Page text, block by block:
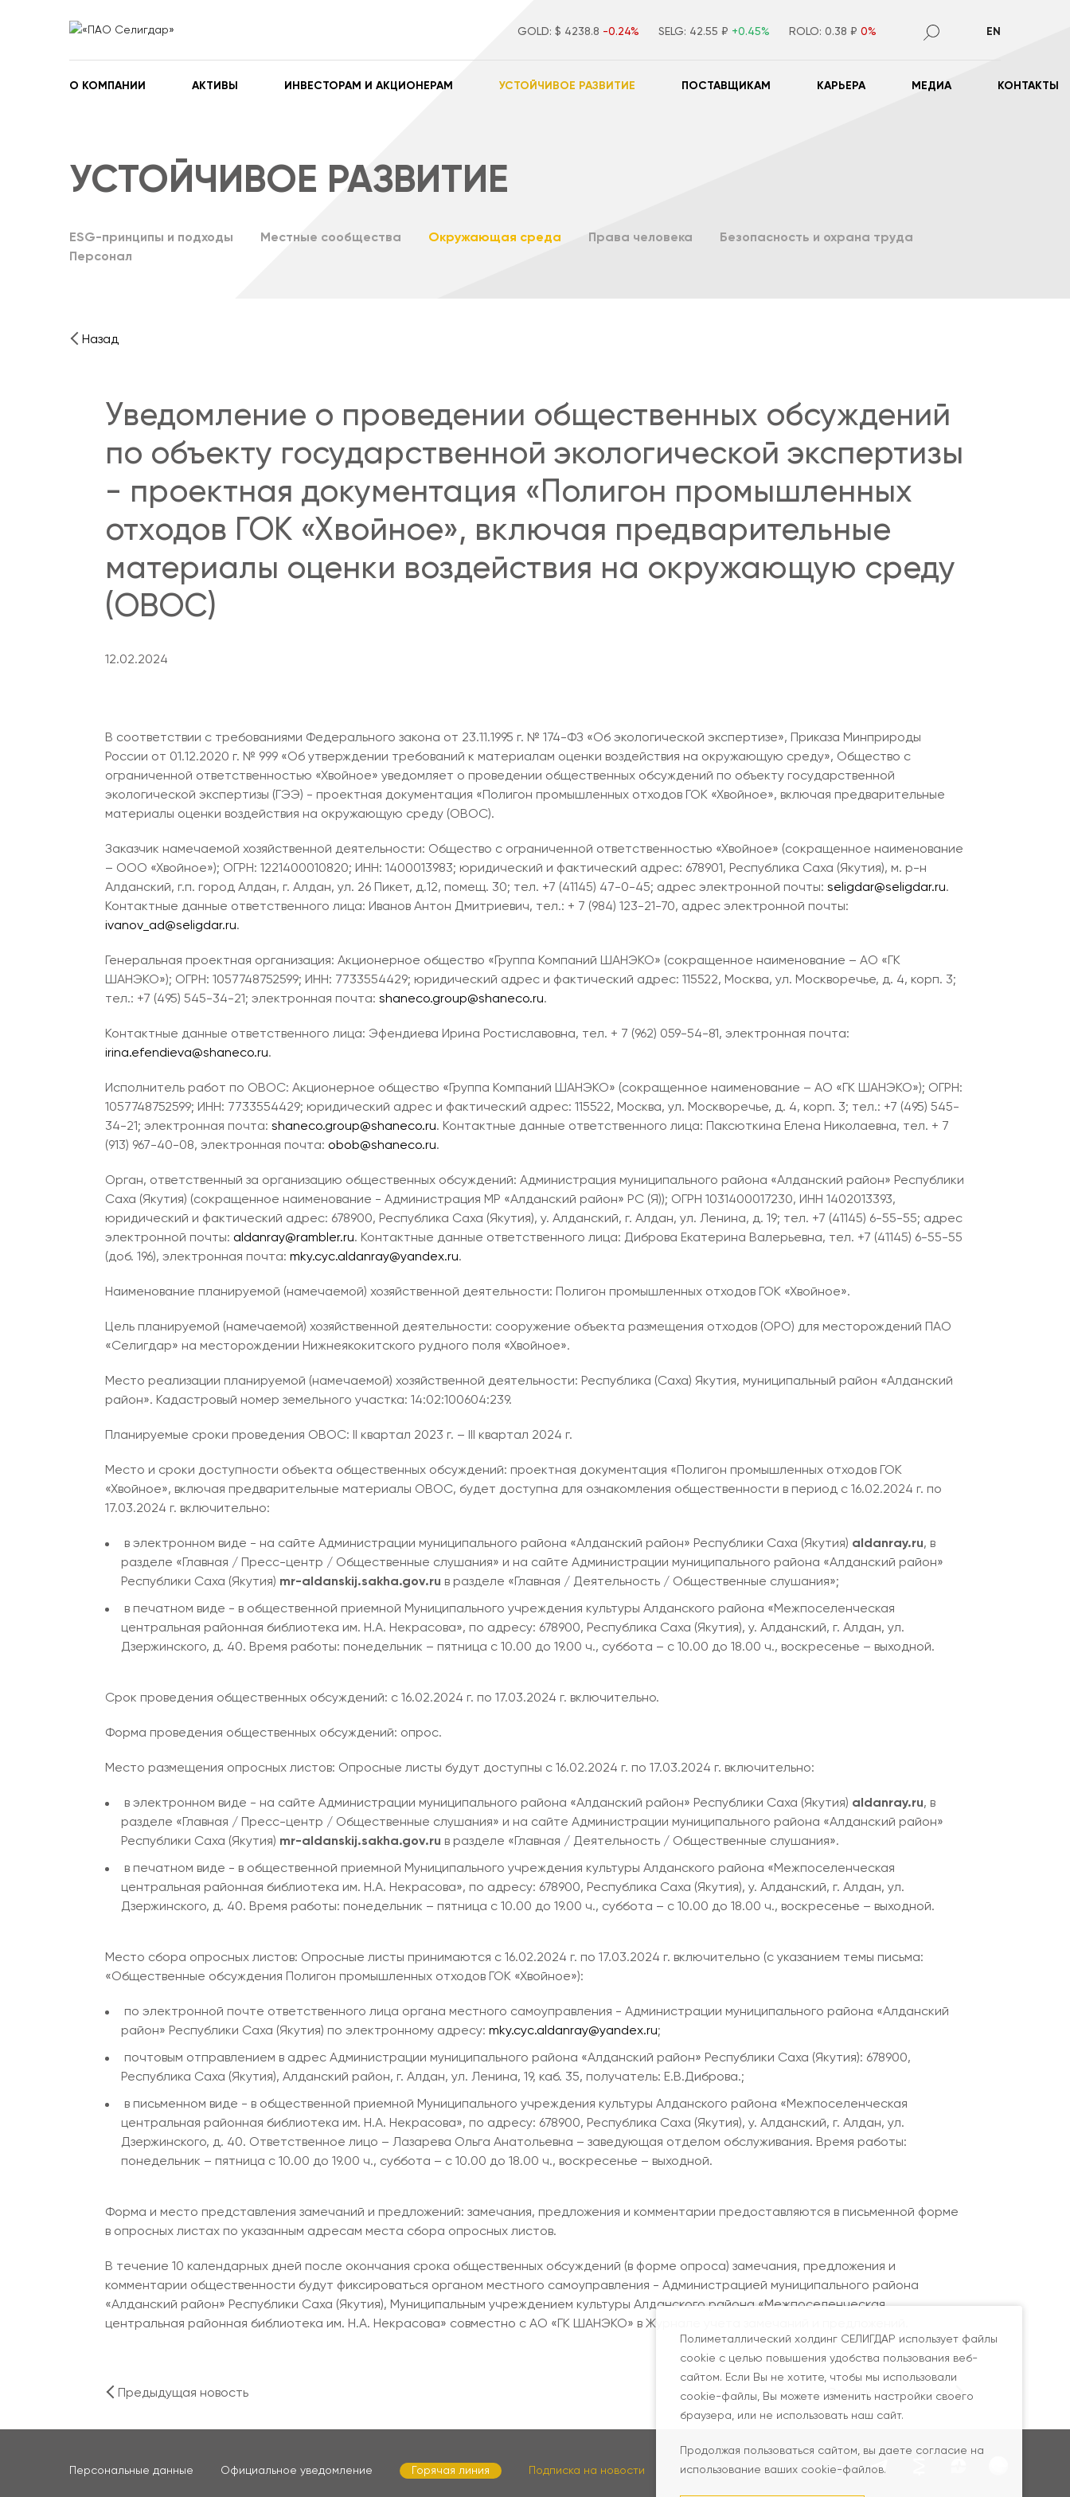
GOLD: $ 4238.8 -0.24% SELG: 42.55 ₽ +0.45% ROLO: 0.38 ₽ 0% EN
О КОМПАНИИ АКТИВЫ ИНВЕСТОРАМ И АКЦИОНЕРАМ УСТОЙЧИВОЕ РАЗВИТИЕ ПОСТАВЩИКАМ КАРЬЕРА МЕДИА КОНТАКТЫ
УСТОЙЧИВОЕ РАЗВИТИЕ
ESG-принципы и подходы Местные сообщества Окружающая среда Права человека
Безопасность и охрана труда
Персонал
Назад
Уведомление о проведении общественных обсуждений
по объекту государственной экологической экспертизы
- проектная документация «Полигон промышленных
отходов ГОК «Хвойное», включая предварительные
материалы оценки воздействия на окружающую среду
(ОВОС)
12.02.2024
В соответствии с требованиями Федерального закона от 23.11.1995 г. № 174-ФЗ «Об экологической экспертизе», Приказа Минприроды
России от 01.12.2020 г. № 999 «Об утверждении требований к материалам оценки воздействия на окружающую среду», Общество с
ограниченной ответственностью «Хвойное» уведомляет о проведении общественных обсуждений по объекту государственной
экологической экспертизы (ГЭЭ) - проектная документация «Полигон промышленных отходов ГОК «Хвойное», включая предварительные
материалы оценки воздействия на окружающую среду (ОВОС).
Заказчик намечаемой хозяйственной деятельности: Общество с ограниченной ответственностью «Хвойное» (сокращенное наименование
– ООО «Хвойное»); ОГРН: 1221400010820; ИНН: 1400013983; юридический и фактический адрес: 678901, Республика Саха (Якутия), м. р-н
Алданский, г.п. город Алдан, г. Алдан, ул. 26 Пикет, д.12, помещ. 30; тел. +7 (41145) 47-0-45; адрес электронной почты: seligdar@seligdar.ru.
Контактные данные ответственного лица: Иванов Антон Дмитриевич, тел.: + 7 (984) 123-21-70, адрес электронной почты:
ivanov_ad@seligdar.ru.
Генеральная проектная организация: Акционерное общество «Группа Компаний ШАНЭКО» (сокращенное наименование – АО «ГК
ШАНЭКО»); ОГРН: 1057748752599; ИНН: 7733554429; юридический адрес и фактический адрес: 115522, Москва, ул. Москворечье, д. 4, корп. 3;
тел.: +7 (495) 545-34-21; электронная почта: shaneco.group@shaneco.ru.
Контактные данные ответственного лица: Эфендиева Ирина Ростиславовна, тел. + 7 (962) 059-54-81, электронная почта:
irina.efendieva@shaneco.ru.
Исполнитель работ по ОВОС: Акционерное общество «Группа Компаний ШАНЭКО» (сокращенное наименование – АО «ГК ШАНЭКО»); ОГРН:
1057748752599; ИНН: 7733554429; юридический адрес и фактический адрес: 115522, Москва, ул. Москворечье, д. 4, корп. 3; тел.: +7 (495) 545-
34-21; электронная почта: shaneco.group@shaneco.ru. Контактные данные ответственного лица: Паксюткина Елена Николаевна, тел. + 7
(913) 967-40-08, электронная почта: obob@shaneco.ru.
Орган, ответственный за организацию общественных обсуждений: Администрация муниципального района «Алданский район» Республики
Саха (Якутия) (сокращенное наименование - Администрация МР «Алданский район» РС (Я)); ОГРН 1031400017230, ИНН 1402013393,
юридический и фактический адрес: 678900, Республика Саха (Якутия), у. Алданский, г. Алдан, ул. Ленина, д. 19; тел. +7 (41145) 6-55-55; адрес
электронной почты: aldanray@rambler.ru. Контактные данные ответственного лица: Диброва Екатерина Валерьевна, тел. +7 (41145) 6-55-55
(доб. 196), электронная почта: mky.cyc.aldanray@yandex.ru.
Наименование планируемой (намечаемой) хозяйственной деятельности: Полигон промышленных отходов ГОК «Хвойное».
Цель планируемой (намечаемой) хозяйственной деятельности: сооружение объекта размещения отходов (ОРО) для месторождений ПАО
«Селигдар» на месторождении Нижнеякокитского рудного поля «Хвойное».
Место реализации планируемой (намечаемой) хозяйственной деятельности: Республика (Саха) Якутия, муниципальный район «Алданский
район». Кадастровый номер земельного участка: 14:02:100604:239.
Планируемые сроки проведения ОВОС: II квартал 2023 г. – III квартал 2024 г.
Место и сроки доступности объекта общественных обсуждений: проектная документация «Полигон промышленных отходов ГОК
«Хвойное», включая предварительные материалы ОВОС, будет доступна для ознакомления общественности в период с 16.02.2024 г. по
17.03.2024 г. включительно:
в электронном виде - на сайте Администрации муниципального района «Алданский район» Республики Саха (Якутия) aldanray.ru, в
разделе «Главная / Пресс-центр / Общественные слушания» и на сайте Администрации муниципального района «Алданский район»
Республики Саха (Якутия) mr-aldanskij.sakha.gov.ru в разделе «Главная / Деятельность / Общественные слушания»;
в печатном виде - в общественной приемной Муниципального учреждения культуры Алданского района «Межпоселенческая
центральная районная библиотека им. Н.А. Некрасова», по адресу: 678900, Республика Саха (Якутия), у. Алданский, г. Алдан, ул.
Дзержинского, д. 40. Время работы: понедельник – пятница с 10.00 до 19.00 ч., суббота – с 10.00 до 18.00 ч., воскресенье – выходной.
Срок проведения общественных обсуждений: с 16.02.2024 г. по 17.03.2024 г. включительно.
Форма проведения общественных обсуждений: опрос.
Место размещения опросных листов: Опросные листы будут доступны с 16.02.2024 г. по 17.03.2024 г. включительно:
в электронном виде - на сайте Администрации муниципального района «Алданский район» Республики Саха (Якутия) aldanray.ru, в
разделе «Главная / Пресс-центр / Общественные слушания» и на сайте Администрации муниципального района «Алданский район»
Республики Саха (Якутия) mr-aldanskij.sakha.gov.ru в разделе «Главная / Деятельность / Общественные слушания».
в печатном виде - в общественной приемной Муниципального учреждения культуры Алданского района «Межпоселенческая
центральная районная библиотека им. Н.А. Некрасова», по адресу: 678900, Республика Саха (Якутия), у. Алданский, г. Алдан, ул.
Дзержинского, д. 40. Время работы: понедельник – пятница с 10.00 до 19.00 ч., суббота – с 10.00 до 18.00 ч., воскресенье – выходной.
Место сбора опросных листов: Опросные листы принимаются с 16.02.2024 г. по 17.03.2024 г. включительно (с указанием темы письма:
«Общественные обсуждения Полигон промышленных отходов ГОК «Хвойное»):
по электронной почте ответственного лица органа местного самоуправления - Администрации муниципального района «Алданский
район» Республики Саха (Якутия) по электронному адресу: mky.cyc.aldanray@yandex.ru;
почтовым отправлением в адрес Администрации муниципального района «Алданский район» Республики Саха (Якутия): 678900,
Республика Саха (Якутия), Алданский район, г. Алдан, ул. Ленина, 19, каб. 35, получатель: Е.В.Диброва.;
в письменном виде - в общественной приемной Муниципального учреждения культуры Алданского района «Межпоселенческая
центральная районная библиотека им. Н.А. Некрасова», по адресу: 678900, Республика Саха (Якутия), у. Алданский, г. Алдан, ул.
Дзержинского, д. 40. Ответственное лицо – Лазарева Ольга Анатольевна – заведующая отделом обслуживания. Время работы:
понедельник – пятница с 10.00 до 19.00 ч., суббота – с 10.00 до 18.00 ч., воскресенье – выходной.
Форма и место представления замечаний и предложений: замечания, предложения и комментарии предоставляются в письменной форме
в опросных листах по указанным адресам места сбора опросных листов.
В течение 10 календарных дней после окончания срока общественных обсуждений (в форме опроса) замечания, предложения и
комментарии общественности будут фиксироваться органом местного самоуправления - Администрацией муниципального района
«Алданский район» Республики Саха (Якутия), Муниципальным учреждением культуры Алданского района «Межпоселенческая
центральная районная библиотека им. Н.А. Некрасова» совместно с АО «ГК ШАНЭКО» в Журнале учета замечаний и предложений.
Предыдущая новость Следующая новость
Персональные данные Официальное уведомление Горячая линия Подписка на новости
Полиметаллический холдинг СЕЛИГДАР использует файлы
cookie с целью повышения удобства пользования веб-
сайтом. Если Вы не хотите, чтобы мы использовали
cookie-файлы, Вы можете изменить настройки своего
браузера, или не использовать наш сайт.
Продолжая пользоваться сайтом, вы даете согласие на
использование ваших cookie-файлов.